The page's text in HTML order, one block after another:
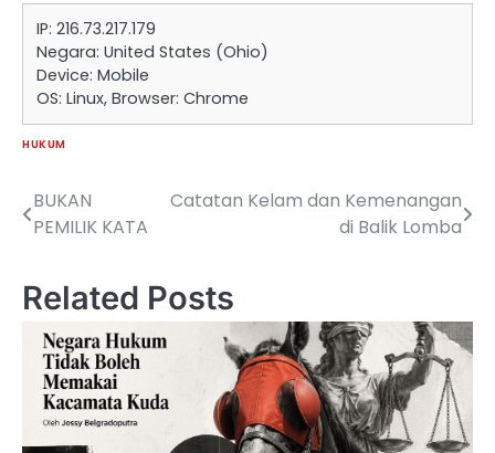
IP: 216.73.217.179
Negara: United States (Ohio)
Device: Mobile
OS: Linux, Browser: Chrome
HUKUM
Navigasi
pos
BUKAN
PEMILIK KATA
Catatan Kelam dan Kemenangan
di Balik Lomba
Related Posts